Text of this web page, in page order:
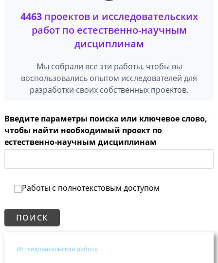
4463проектов и исследовательских
работ по естественно-научным
дисциплинам
Мы собрали все эти работы, чтобы вы
воспользовались опытом исследователей для
разработки своих собственных проектов.
Введите параметры поиска или ключевое слово,
чтобы найти необходимый проект по
естественно-научным дисциплинам
Работы с полнотекстовым доступом
Исследовательская работа